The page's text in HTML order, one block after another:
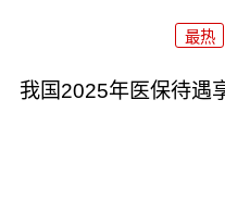
最热
我国2025年医保待遇